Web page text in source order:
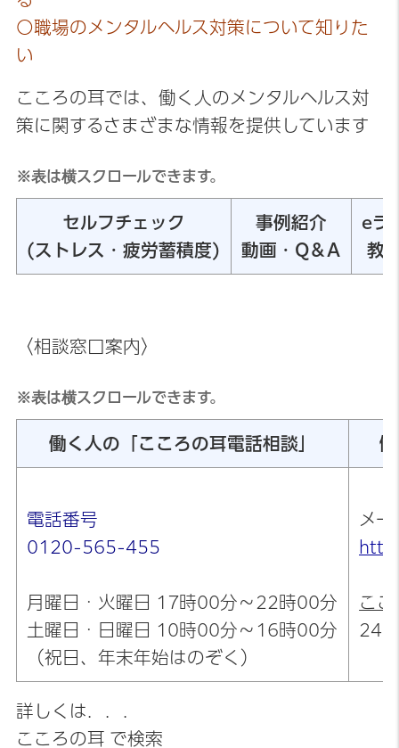
○職場のメンタルヘルス対策について知りた
い
こころの耳では、働く人のメンタルヘルス対
策に関するさまざまな情報を提供しています
※表は横スクロールできます。
セルフチェック
(ストレス・疲労蓄積度)
事例紹介
動画・Q＆A
eラ
教
〈相談窓口案内〉
※表は横スクロールできます。
働く人の「こころの耳電話相談」
電話番号
0120-565-455
月曜日・火曜日 17時00分～22時00分
土曜日・日曜日 10時00分～16時00分
（祝日、年末年始はのぞく）
メ
ここ
24
詳しくは．．．
こころの耳 で検索